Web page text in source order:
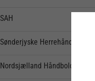
SAH
Sønderjyske Herrehåndbold
Nordsjælland Håndbold